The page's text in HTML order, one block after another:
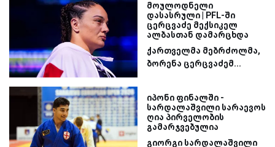
მოულოდნელი
დასასრული | PFL-ში
ცერცვაძე მექსიკელ
ალბასთან დამარცხდა
ქართველმა მებრძოლმა,
ბორენა ცერცვაძემ...
იპონი ფინალში -
სარდალაშვილი სარაევოს
ღია პირველობის
გამარჯვებულია
გიორგი სარდალაშვილი